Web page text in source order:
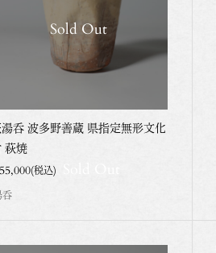
Sold Out
呑 波多野善蔵 県指定無形文化
萩焼
(税込)
呑